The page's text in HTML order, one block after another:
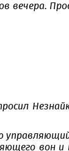
вечера.
вон и